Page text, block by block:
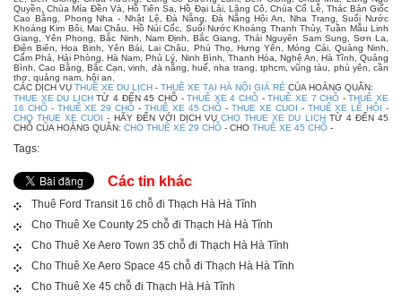
Quyền, Chùa Mía Đền Và, Hồ Tiên Sa, Hồ Đại Lải, Lăng Cô, Chùa Cổ Lễ, Thác Bản Giốc
Cao Bằng, Phong Nha - Nhật Lệ, Đà Nẵng, Đà Nẵng Hội An, Nha Trang, Suối Nước
Khoáng Kim Bôi, Mai Châu, Hồ Núi Cốc, Suối Nước Khoáng Thanh Thủy, Tuần Mẫu Linh
Giang, Yên Phong, Bắc Ninh, Nam Định, Bắc Giang, Thái Nguyên Sam Sung, Sơn La,
Điện Biên, Hoa Binh, Yên Bái, Lai Châu, Phú Thọ, Hưng Yên, Móng Cái, Quảng Ninh,
Cẩm Phả, Hải Phòng, Hà Nam, Phủ Lý, Ninh Bình, Thanh Hóa, Nghệ An, Hà Tĩnh, Quảng
Bình, Cao Bằng, Bắc Cạn, vinh, đà nẵng, huế, nha trang, tphcm, vũng tàu, phú yên, cần
thơ, quảng nam, hội an.
CÁC DỊCH VỤ THUÊ XE DU LỊCH - THUÊ XE TẠI HÀ NỘI GIÁ RẺ CỦA HOÀNG QUÂN:
THUE XE DU LICHTỪ 4 ĐẾN 45 CHỖ -THUÊ XE 4 CHỖ -THUÊ XE 7 CHỖ -THUÊ XE
16 CHỖ- THUÊ XE 29 CHỖ - THUÊ XE 45 CHỖ -THUE XE CUOI - THUÊ XE LỄ HỘI -
CHO THUE XE CUOI - HÃY ĐẾN VỚI DỊCH VỤCHO THUE XE DU LICHTỪ 4 ĐẾN 45
CHỖ CỦA HOÀNG QUÂN: CHO THUÊ XE 29 CHỖ - CHO THUÊ XE 45 CHỖ -
Tags:
Các tin khác
Thuê Ford Transit 16 chỗ đi Thạch Hà Hà Tĩnh
Cho Thuê Xe County 25 chỗ đi Thạch Hà Hà Tĩnh
Cho Thuê Xe Aero Town 35 chỗ đi Thạch Hà Hà Tĩnh
Cho Thuê Xe Aero Space 45 chỗ đi Thạch Hà Hà Tĩnh
Cho Thuê Xe 45 chỗ đi Thạch Hà Hà Tĩnh